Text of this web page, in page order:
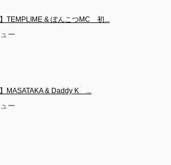
】TEMPLIME & ぽんこつMC　初...
ー
】MASATAKA & Daddy K　...
ー